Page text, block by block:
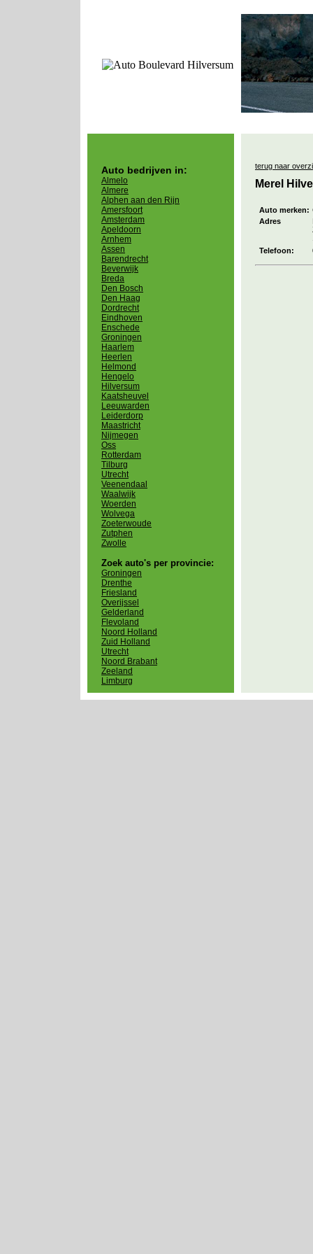
Auto bedrijven in:
Almelo
Almere
Alphen aan den Rijn
Amersfoort
Amsterdam
Apeldoorn
Arnhem
Assen
Barendrecht
Beverwijk
Breda
Den Bosch
Den Haag
Dordrecht
Eindhoven
Enschede
Groningen
Haarlem
Heerlen
Helmond
Hengelo
Hilversum
Kaatsheuvel
Leeuwarden
Leiderdorp
Maastricht
Nijmegen
Oss
Rotterdam
Tilburg
Utrecht
Veenendaal
Waalwijk
Woerden
Wolvega
Zoeterwoude
Zutphen
Zwolle
Zoek auto's per provincie:
Groningen
Drenthe
Friesland
Overijssel
Gelderland
Flevoland
Noord Holland
Zuid Holland
Utrecht
Noord Brabant
Zeeland
Limburg
terug naar
Merel
Auto merken:
Adres
Telefoon: